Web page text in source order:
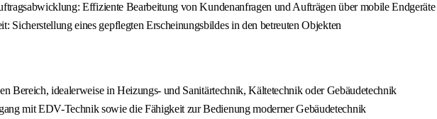
Effiziente Bearbeitung von Kundenanfragen und Aufträgen über mobile Endgeräte
Sicherstellung eines gepflegten Erscheinungsbildes in den betreuten Objekten
Bereich, idealerweise in Heizungs- und Sanitärtechnik, Kältetechnik oder Gebäudetechnik
mit EDV-Technik sowie die Fähigkeit zur Bedienung moderner Gebäudetechnik